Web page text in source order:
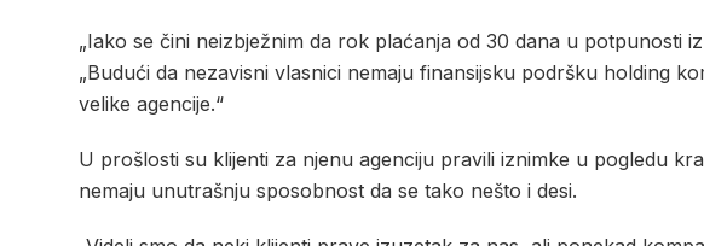
„Iako se čini neizbježnim da rok plaćanja od 30 dana u potpunosti
„Budući da nezavisni vlasnici nemaju finansijsku podršku holding
velike agencije.“
U prošlosti su klijenti za njenu agenciju pravili iznimke u pogledu
nemaju unutrašnju sposobnost da se tako nešto i desi.